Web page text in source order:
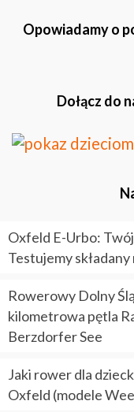
Opowiadamy o
Dołącz do
Oxfeld E-Urbo:
Testujemy
Rowerowy Dolny
kilometrowa pętla
Berzdorfer See
Jaki rower dla
Oxfeld (modele